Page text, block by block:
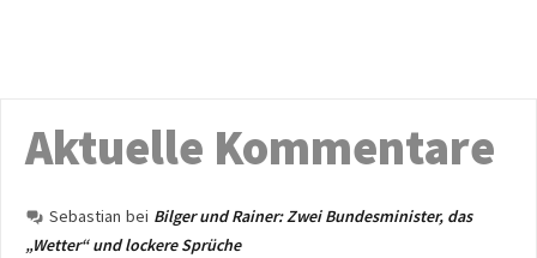
Aktuelle Kommentare
Sebastian bei Bilger und Rainer: Zwei Bundesminister, das
„Wetter“ und lockere Sprüche